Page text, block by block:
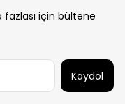
fazlası için bültene
Kaydol